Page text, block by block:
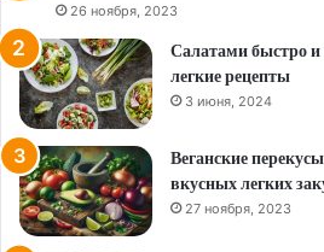
26 ноября, 2023
Салатами быстро и
легкие рецепты
3 июня, 2024
Веганские
вкусных легких
27 ноября, 2023